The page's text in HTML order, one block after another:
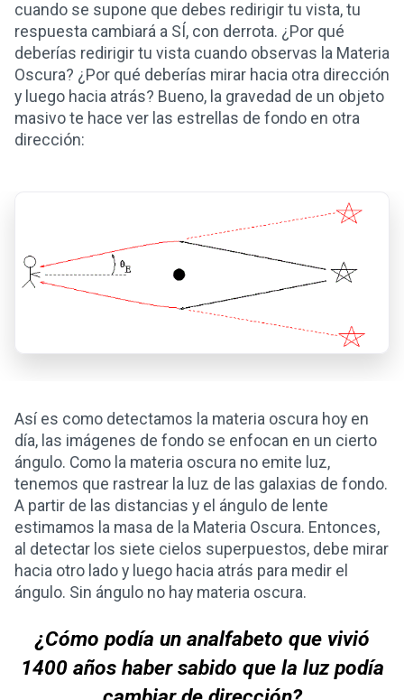
cuando se supone que debes redirigir tu vista, tu
respuesta cambiará a SÍ, con derrota. ¿Por qué
deberías redirigir tu vista cuando observas la Materia
Oscura? ¿Por qué deberías mirar hacia otra dirección
y luego hacia atrás? Bueno, la gravedad de un objeto
masivo te hace ver las estrellas de fondo en otra
dirección:
Así es como detectamos la materia oscura hoy en
día, las imágenes de fondo se enfocan en un cierto
ángulo. Como la materia oscura no emite luz,
tenemos que rastrear la luz de las galaxias de fondo.
A partir de las distancias y el ángulo de lente
estimamos la masa de la Materia Oscura. Entonces,
al detectar los siete cielos superpuestos, debe mirar
hacia otro lado y luego hacia atrás para medir el
ángulo. Sin ángulo no hay materia oscura.
¿Cómo podía un analfabeto que vivió
1400 años haber sabido que la luz podía